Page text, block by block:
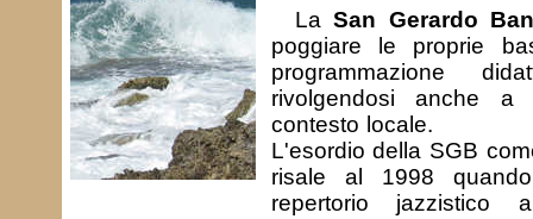
La San Gerardo
poggiare le proprie
programmazione
rivolgendosi anche
contesto locale.
L'esordio della SGB
risale al 1998
repertorio jazzistico